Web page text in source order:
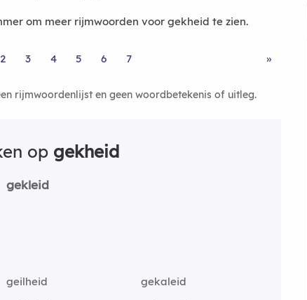
om meer rijmwoorden voor gekheid te zien.
2 3 4 5 6 7 »
rijmwoordenlijst en geen woordbetekenis of uitleg.
op gekheid
gekleid
geilheid
gekaleid